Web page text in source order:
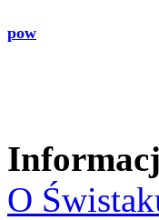
pow
O